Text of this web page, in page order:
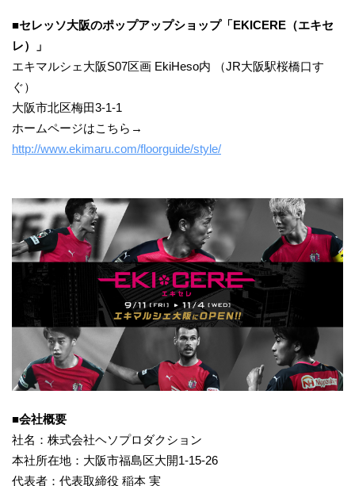
■セレッソ大阪のポップアップショップ「EKICERE（エキセ
レ）」
エキマルシェ大阪S07区画 EkiHeso内 （JR大阪駅桜橋口す
ぐ）
大阪市北区梅田3-1-1
ホームページはこちら→
http://www.ekimaru.com/floorguide/style/
■会社概要
社名：株式会社ヘソプロダクション
本社所在地：大阪市福島区大開1-15-26
代表者：代表取締役 稲本 実